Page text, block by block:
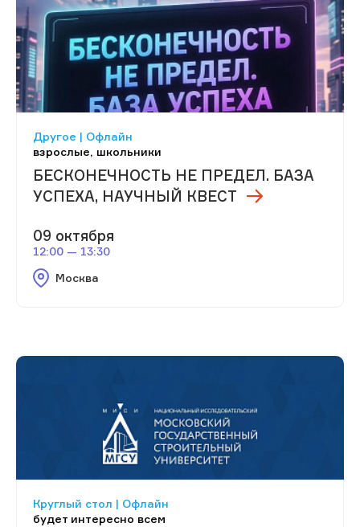
Другое | Офлайн
взрослые, школьники
БЕСКОНЕЧНОСТЬ НЕ ПРЕДЕЛ. БАЗА
УСПЕХА, НАУЧНЫЙ КВЕСТ
09 октября
12:00 — 13:30
Москва
Круглый стол | Офлайн
будет интересно всем